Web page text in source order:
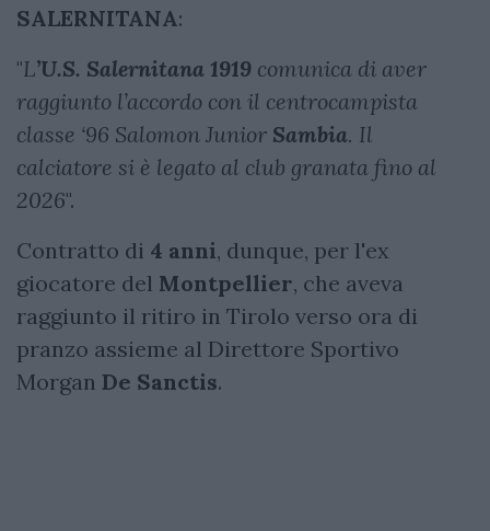
SALERNITANA:
"L’U.S. Salernitana 1919 comunica di aver
raggiunto l’accordo con il centrocampista
classe ‘96 Salomon Junior Sambia. Il
calciatore si è legato al club granata fino al
2026".
Contratto di 4 anni, dunque, per l'ex
giocatore del Montpellier, che aveva
raggiunto il ritiro in Tirolo verso ora di
pranzo assieme al Direttore Sportivo
Morgan De Sanctis.